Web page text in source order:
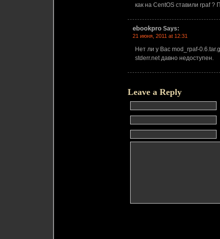
как на CentOS ставили rpaf ?
ebookpro Says:
21 июня, 2011 at 12:31
Нет ли у Вас mod_rpaf-
stderr.net давно недоступен.
Leave a Reply